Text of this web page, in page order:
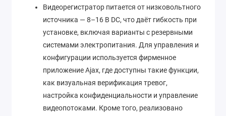
Видеорегистратор питается от низковольтного
источника — 8–16 В DC, что даёт гибкость при
установке, включая варианты с резервными
системами электропитания. Для управления и
конфигурации используется фирменное
приложение Ajax, где доступны такие функции,
как визуальная верификация тревог,
настройка конфиденциальности и управление
видеопотоками. Кроме того, реализовано